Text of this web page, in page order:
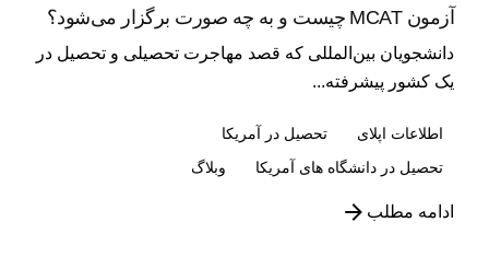
آزمون MCAT چیست و به چه صورت برگزار می‌شود؟
دانشجویان بین‌المللی که قصد مهاجرت تحصیلی و تحصیل در
یک کشور پیشرفته...
اطلاعات اپلای
تحصیل در آمریکا
تحصیل در دانشگاه های آمریکا
وبلاگ
ادامه مطلب